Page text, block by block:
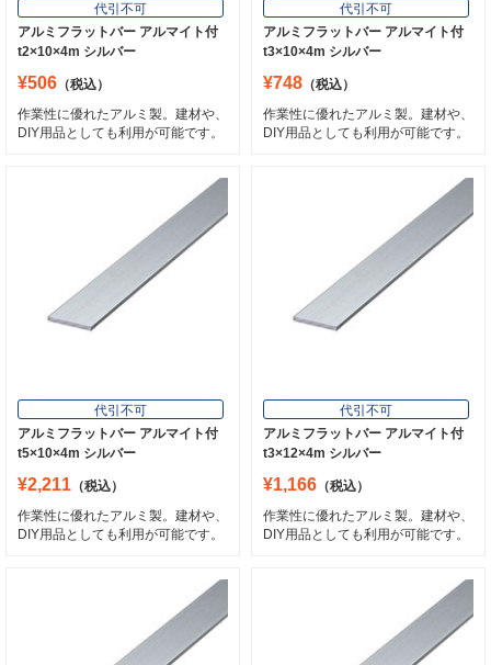
代引不可
アルミフラットバー アルマイト付
t2×10×4m シルバー
¥506 （税込）
作業性に優れたアルミ製。建材や、
DIY用品としても利用が可能です。
代引不可
アルミフラットバー アルマイト付
t3×10×4m シルバー
¥748 （税込）
作業性に優れたアルミ製。建材や、
DIY用品としても利用が可能です。
代引不可
アルミフラットバー アルマイト付
t5×10×4m シルバー
¥2,211 （税込）
作業性に優れたアルミ製。建材や、
DIY用品としても利用が可能です。
代引不可
アルミフラットバー アルマイト付
t3×12×4m シルバー
¥1,166 （税込）
作業性に優れたアルミ製。建材や、
DIY用品としても利用が可能です。